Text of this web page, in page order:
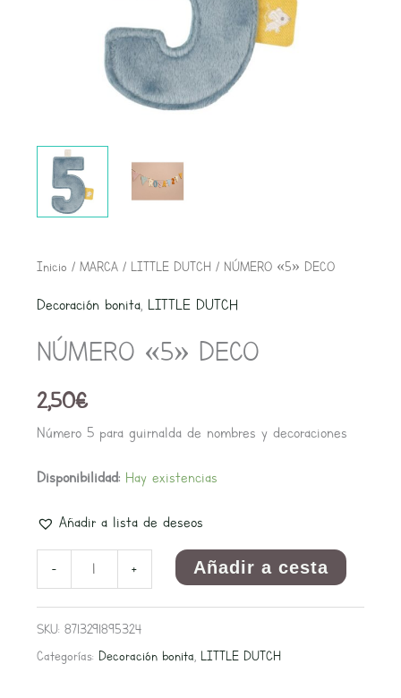
Inicio / MARCA/ LITTLE DUTCH / NÚMERO «5» DECO
Decoración bonita, LITTLE DUTCH
NÚMERO «5» DECO
2,50€
Número 5 para guirnalda de nombres y decoraciones
Disponibilidad: Hay existencias
Añadir a lista de deseos
-
NÚMERO
cantidad
+ Añadir a cesta
SKU: 8713291895324
Categorías: Decoración bonita, LITTLE DUTCH